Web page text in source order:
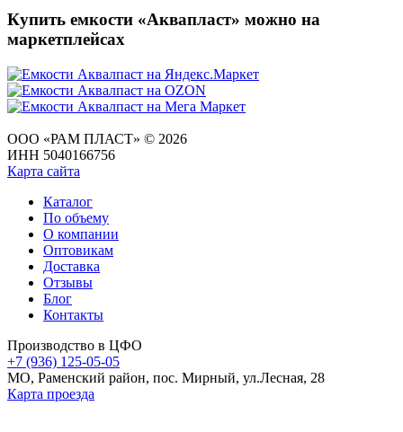
Купить емкости «Аквапласт» можно на
маркетплейсах
ООО «РАМ ПЛАСТ» © 2026
ИНН 5040166756
Карта сайта
Каталог
По объему
О компании
Оптовикам
Доставка
Отзывы
Блог
Контакты
Производство в ЦФО
+7 (936) 125-05-05
МО, Раменский район, пос. Мирный, ул.Лесная, 28
Карта проезда